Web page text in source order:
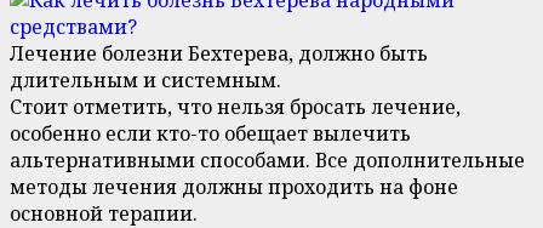
Лечение болезни Бехтерева, должно быть
длительным и системным.
Стоит отметить, что нельзя бросать лечение,
особенно если кто-то обещает вылечить
альтернативными способами. Все дополнительные
методы лечения должны проходить на фоне
основной терапии.